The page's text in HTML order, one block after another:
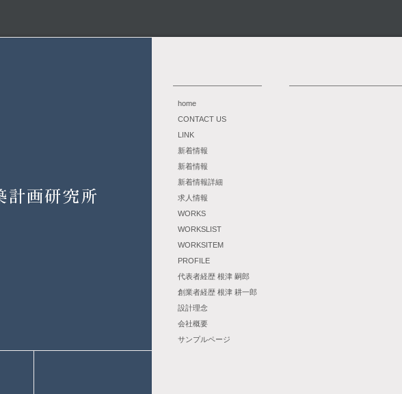
home
CONTACT US
LINK
新着情報
新着情報
新着情報詳細
求人情報
WORKS
WORKSLIST
WORKSITEM
PROFILE
代表者経歴 根津 嗣郎
創業者経歴 根津 耕一郎
設計理念
会社概要
サンプルページ